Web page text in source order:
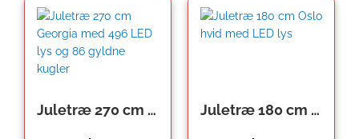
Juletræ 270 cm Georgia med 496 LED lys og 86 gyldne kugler Juletræ 180 cm Oslo hvid med LED lys